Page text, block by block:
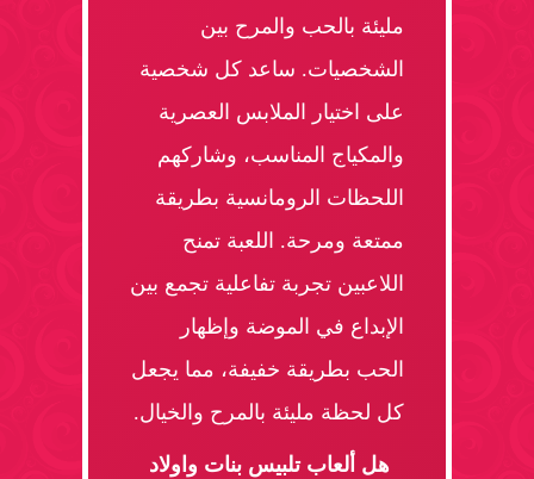
مليئة بالحب والمرح بين
الشخصيات. ساعد كل شخصية
على اختيار الملابس العصرية
والمكياج المناسب، وشاركهم
اللحظات الرومانسية بطريقة
ممتعة ومرحة. اللعبة تمنح
اللاعبين تجربة تفاعلية تجمع بين
الإبداع في الموضة وإظهار
الحب بطريقة خفيفة، مما يجعل
كل لحظة مليئة بالمرح والخيال.
هل ألعاب تلبيس بنات واولاد